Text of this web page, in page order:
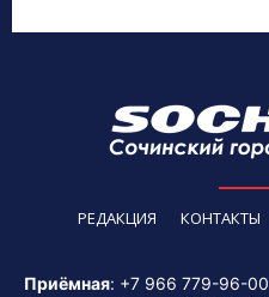
РЕДАКЦИЯ КОНТАКТЫ
Приёмная: +7 966 779-96-00